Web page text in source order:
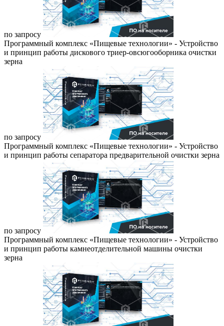
по запросу
Программный комплекс «Пищевые технологии» - Устройство
и принцип работы дискового триер-овсюгооборника очистки
зерна
по запросу
Программный комплекс «Пищевые технологии» - Устройство
и принцип работы сепаратора предварительной очистки зерна
по запросу
Программный комплекс «Пищевые технологии» - Устройство
и принцип работы камнеотделительной машины очистки
зерна